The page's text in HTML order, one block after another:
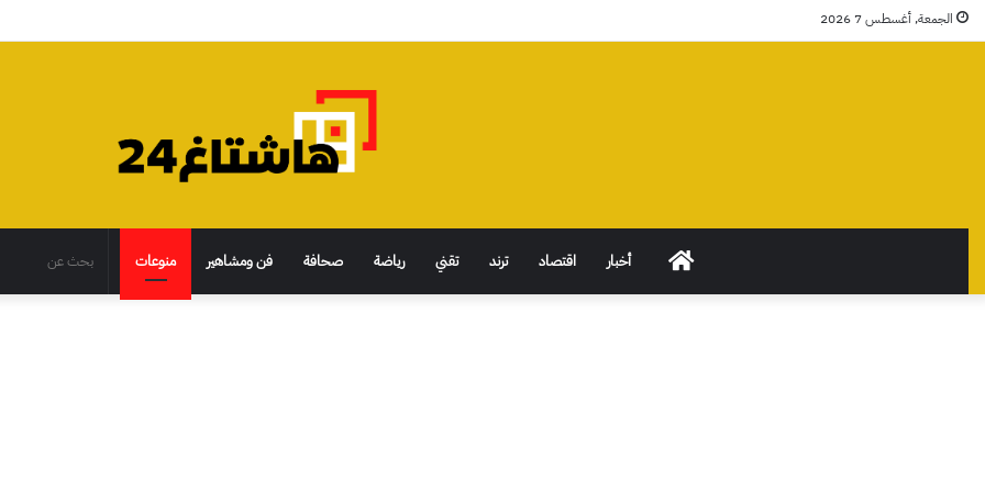
الجمعة, أغسطس 7 2026
الرئيسيةأخبار اقتصاد ترند تقني رياضة صحافة فن ومشاهير منوعات